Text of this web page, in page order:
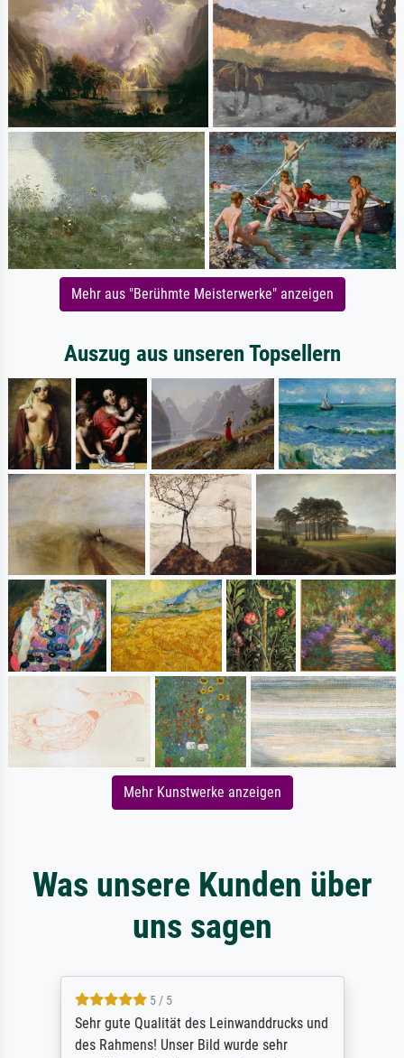
Mehr aus "Berühmte Meisterwerke" anzeigen
Auszug aus unseren Topsellern
Mehr Kunstwerke anzeigen
Was unsere Kunden über
uns sagen
5 / 5
Sehr gute Qualität des Leinwanddrucks und
des Rahmens! Unser Bild wurde sehr